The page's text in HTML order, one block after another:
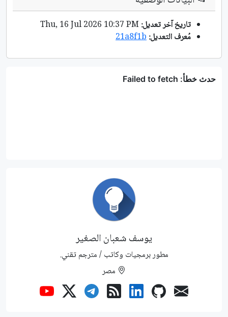
تاريخ آخر تعديل:
مُعرف التعديل:21a8f1b
يوسف شعبان الصغير
مطور برمجيات وكاتب / مترجم تقني.
مصر